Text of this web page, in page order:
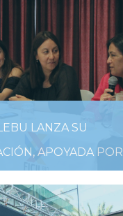
LANZA SU
APOYADA POR
DE 2019